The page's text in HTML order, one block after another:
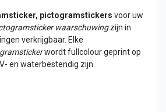
pictogramstickers voor uw
waarschuwingzijn in
verkrijgbaar. Elke
wordt fullcolour geprint op
en waterbestendig zijn.